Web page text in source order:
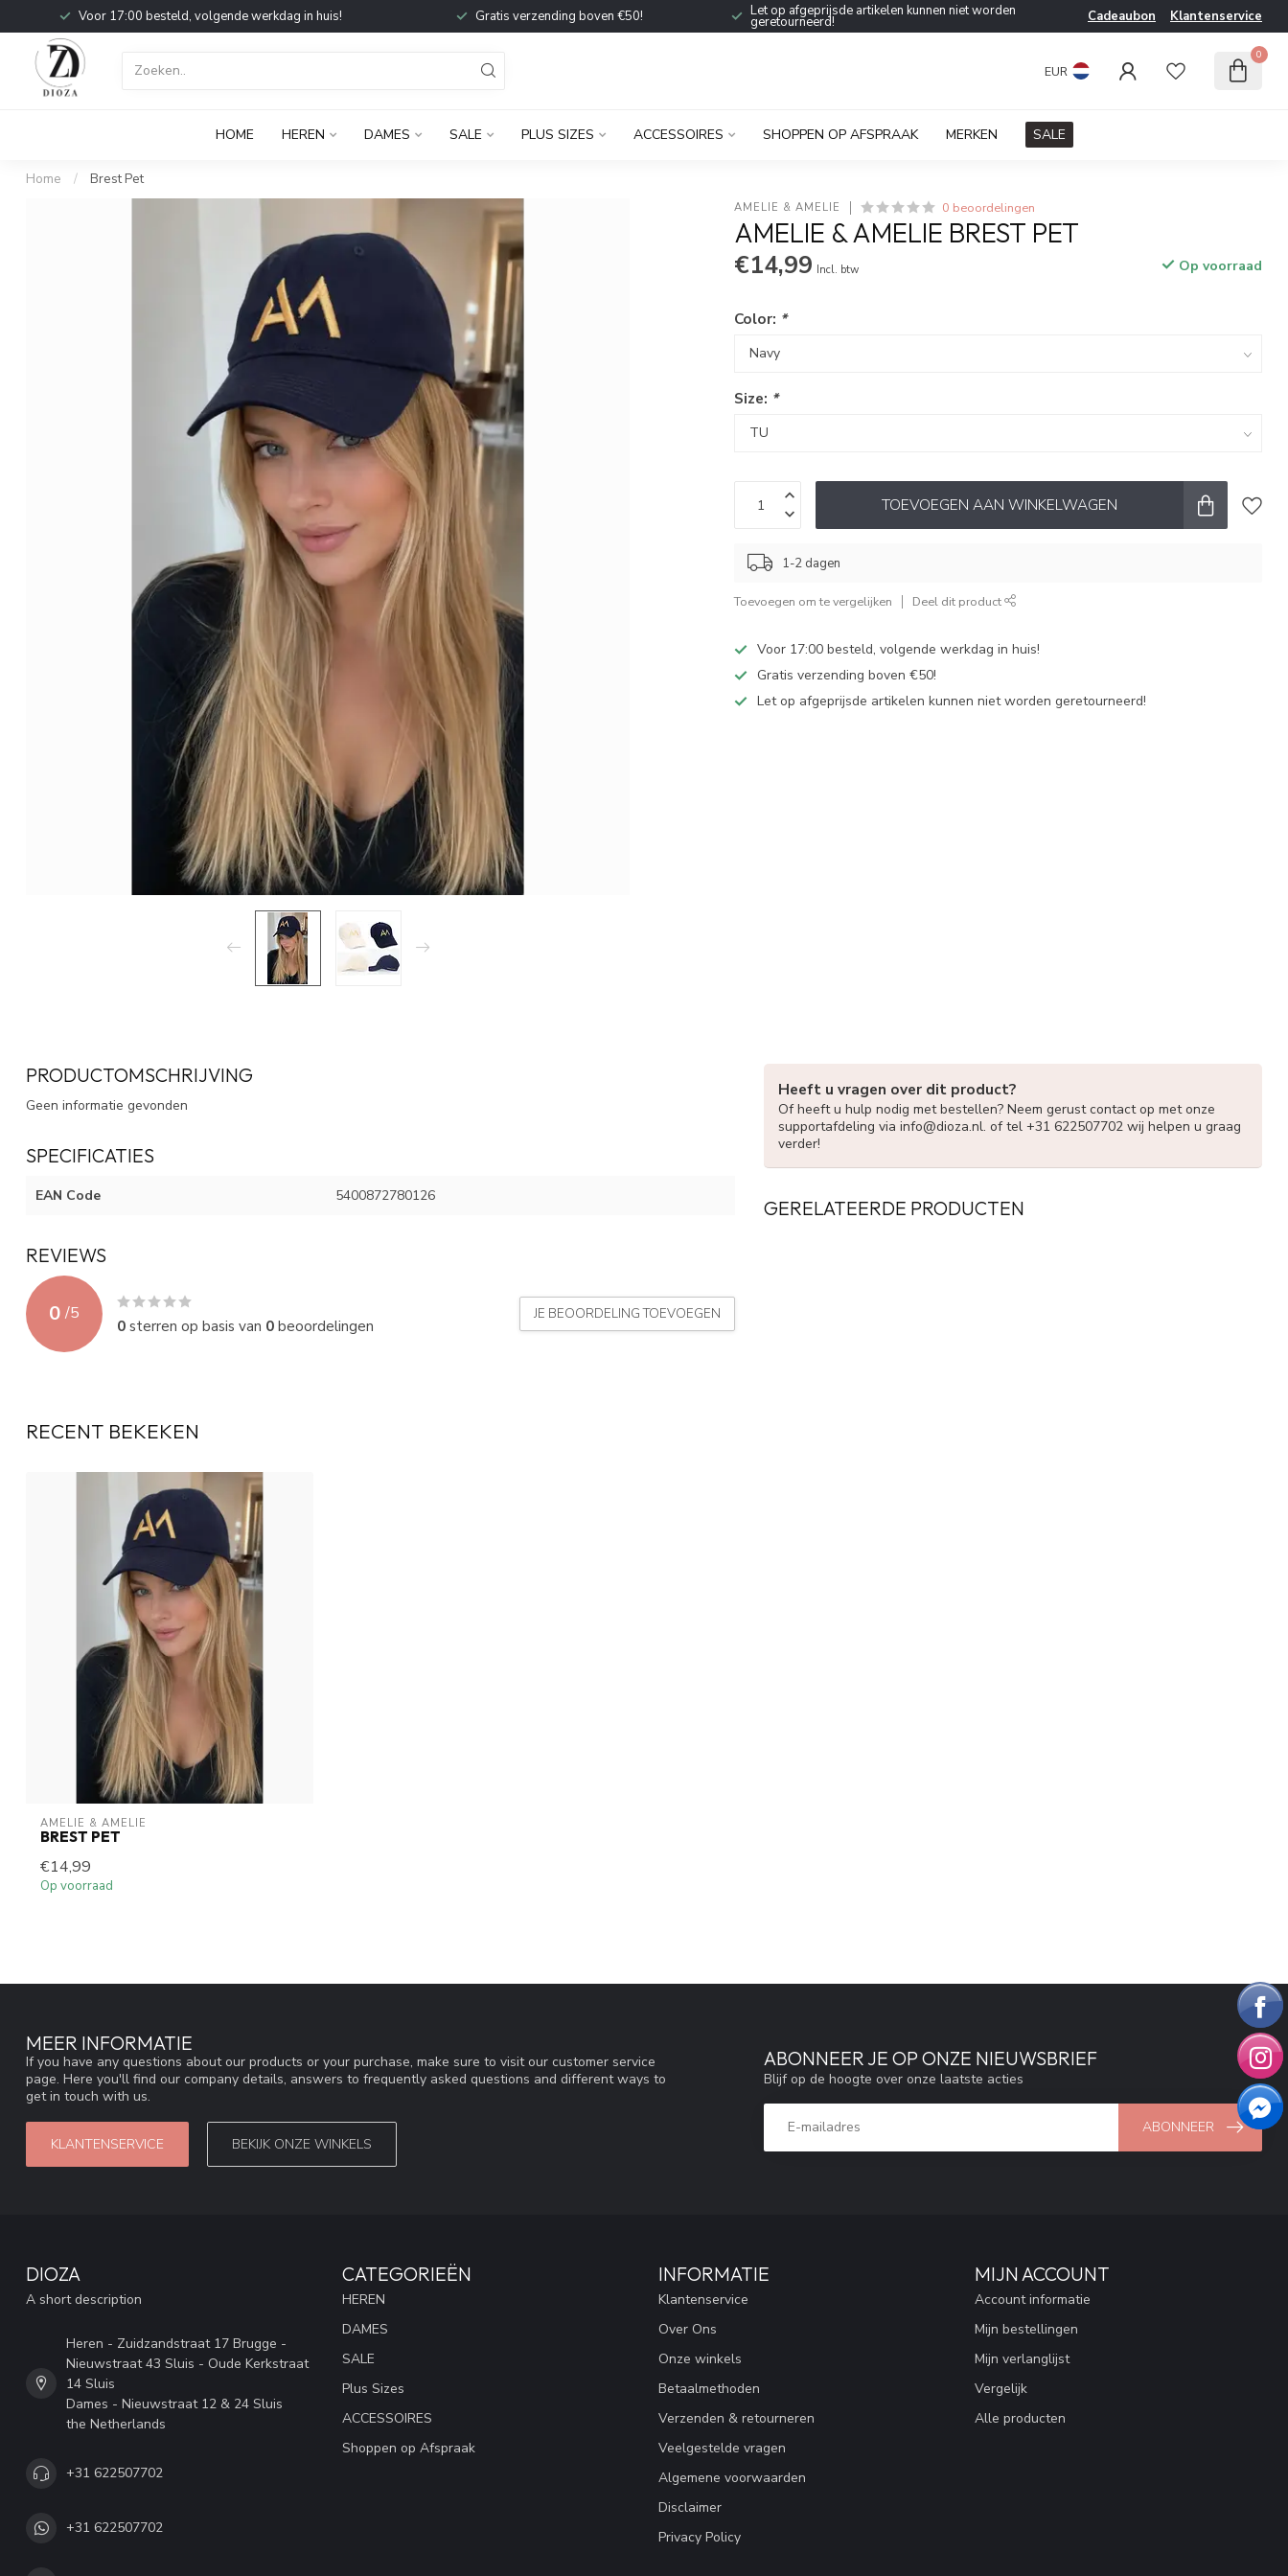
Voor 17:00 besteld, volgende werkdag in huis! Gratis verzending boven €50! Let op afgeprijsde artikelen kunnen niet worden
geretourneerd! Cadeaubon Klantenservice
EUR
0
HOME HEREN DAMES SALE PLUS SIZES ACCESSOIRES SHOPPEN OP AFSPRAAK MERKEN SALE
Home / Brest Pet
AMELIE & AMELIE 0 beoordelingen
AMELIE & AMELIE BREST PET
€14,99 Incl. btw Op voorraad
Color: *
Size: *
TOEVOEGEN AAN WINKELWAGEN
1-2 dagen
Toevoegen om te vergelijken Deel dit product
Voor 17:00 besteld, volgende werkdag in huis!
Gratis verzending boven €50!
Let op afgeprijsde artikelen kunnen niet worden geretourneerd!
PRODUCTOMSCHRIJVING
Geen informatie gevonden
SPECIFICATIES
EAN Code 5400872780126
REVIEWS
0 /5
0sterren op basis van 0beoordelingen
JE BEOORDELING TOEVOEGEN
Heeft u vragen over dit product?
Of heeft u hulp nodig met bestellen? Neem gerust contact op met onze
supportafdeling via info@dioza.nl. of tel +31 622507702 wij helpen u graag
verder!
GERELATEERDE PRODUCTEN
RECENT BEKEKEN
AMELIE & AMELIE
BREST PET
€14,99
Op voorraad
MEER INFORMATIE
If you have any questions about our products or your purchase, make sure to visit our customer service
page. Here you'll find our company details, answers to frequently asked questions and different ways to
get in touch with us.
KLANTENSERVICE BEKIJK ONZE WINKELS
ABONNEER JE OP ONZE NIEUWSBRIEF
Blijf op de hoogte over onze laatste acties
ABONNEER
DIOZA
A short description
Heren - Zuidzandstraat 17 Brugge -
Nieuwstraat 43 Sluis - Oude Kerkstraat
14 Sluis
Dames - Nieuwstraat 12 & 24 Sluis
the Netherlands
+31 622507702
+31 622507702
CATEGORIEËN
HEREN
DAMES
SALE
Plus Sizes
ACCESSOIRES
Shoppen op Afspraak
INFORMATIE
Klantenservice
Over Ons
Onze winkels
Betaalmethoden
Verzenden & retourneren
Veelgestelde vragen
Algemene voorwaarden
Disclaimer
Privacy Policy
MIJN ACCOUNT
Account informatie
Mijn bestellingen
Mijn verlanglijst
Vergelijk
Alle producten